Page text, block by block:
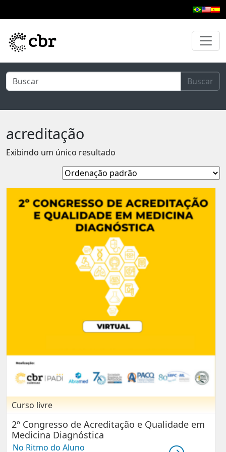
Buscar
acreditação
Exibindo um único resultado
Curso livre
2º Congresso de Acreditação e Qualidade em
Medicina Diagnóstica
No Ritmo do Aluno